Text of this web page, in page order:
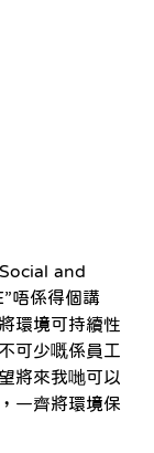
and
唔係得個講
環境可持續性
可少嘅係員工
將來我哋可以
一齊將環境保